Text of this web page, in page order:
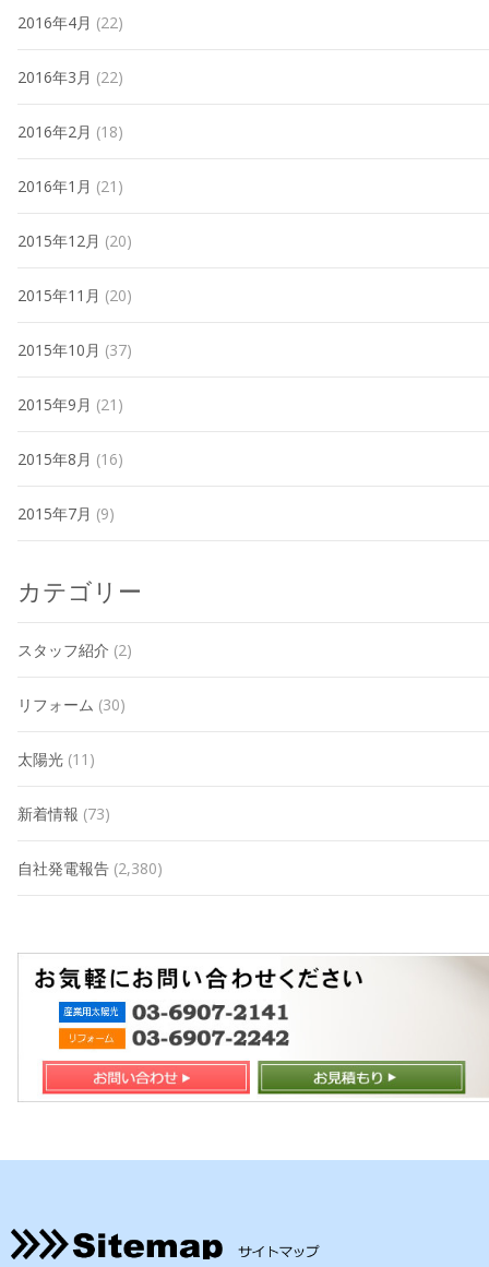
2016年4月 (22)
2016年3月 (22)
2016年2月 (18)
2016年1月 (21)
2015年12月 (20)
2015年11月 (20)
2015年10月 (37)
2015年9月 (21)
2015年8月 (16)
2015年7月 (9)
カテゴリー
スタッフ紹介 (2)
リフォーム (30)
太陽光 (11)
新着情報 (73)
自社発電報告 (2,380)